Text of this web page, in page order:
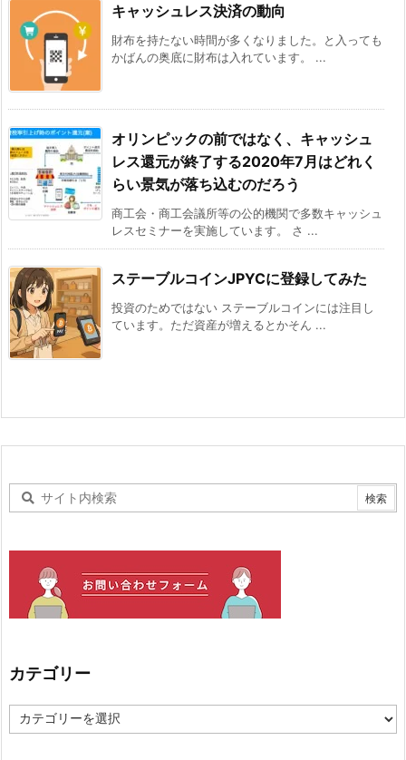
キャッシュレス決済の動向
財布を持たない時間が多くなりました。と入っても
かばんの奥底に財布は入れています。 ...
オリンピックの前ではなく、キャッシュ
レス還元が終了する2020年7月はどれく
らい景気が落ち込むのだろう
商工会・商工会議所等の公的機関で多数キャッシュ
レスセミナーを実施しています。 さ ...
ステーブルコインJPYCに登録してみた
投資のためではない ステーブルコインには注目し
ています。ただ資産が増えるとかそん ...
カテゴリー
テ